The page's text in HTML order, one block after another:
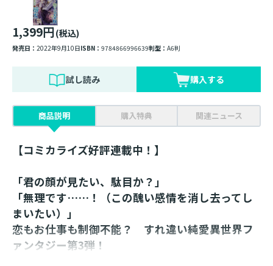
1,399円(税込)
発売日： 2022年9月10日ISBN： 9784866996639判型： A6判
試し読み 購入する
商品説明 購入特典 関連ニュース
【コミカライズ好評連載中！】
「君の顔が見たい、駄目か？」
「無理です……！（この醜い感情を消し去ってし
まいたい）」
恋もお仕事も制御不能？ すれ違い純愛異世界フ
ァンタジー第3弾！